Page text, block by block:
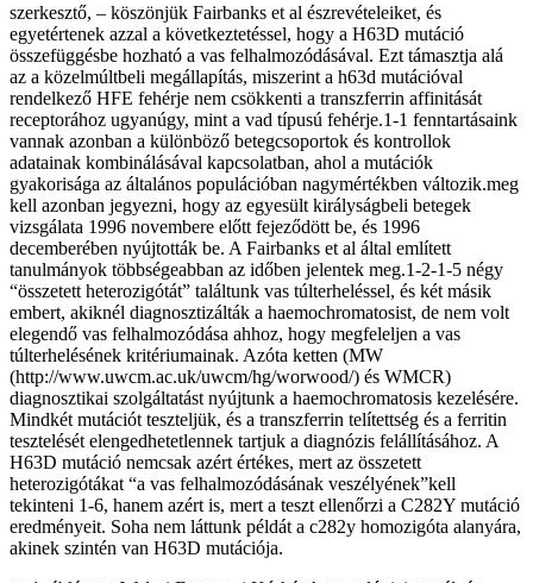
szerkesztő, – köszönjük Fairbanks et al észrevételeiket, és
egyetértenek azzal a következtetéssel, hogy a H63D mutáció
összefüggésbe hozható a vas felhalmozódásával. Ezt támasztja alá
az a közelmúltbeli megállapítás, miszerint a h63d mutációval
rendelkező HFE fehérje nem csökkenti a transzferrin affinitását
receptorához ugyanúgy, mint a vad típusú fehérje.1-1 fenntartásaink
vannak azonban a különböző betegcsoportok és kontrollok
adatainak kombinálásával kapcsolatban, ahol a mutációk
gyakorisága az általános populációban nagymértékben változik.meg
kell azonban jegyezni, hogy az egyesült királyságbeli betegek
vizsgálata 1996 novembere előtt fejeződött be, és 1996
decemberében nyújtották be. A Fairbanks et al által említett
tanulmányok többségeabban az időben jelentek meg.1-2-1-5 négy
“összetett heterozigótát” találtunk vas túlterheléssel, és két másik
embert, akiknél diagnosztizálták a haemochromatosist, de nem volt
elegendő vas felhalmozódása ahhoz, hogy megfeleljen a vas
túlterhelésének kritériumainak. Azóta ketten (MW
(http://www.uwcm.ac.uk/uwcm/hg/worwood/) és WMCR)
diagnosztikai szolgáltatást nyújtunk a haemochromatosis kezelésére.
Mindkét mutációt teszteljük, és a transzferrin telítettség és a ferritin
tesztelését elengedhetetlennek tartjuk a diagnózis felállításához. A
H63D mutáció nemcsak azért értékes, mert az összetett
heterozigótákat “a vas felhalmozódásának veszélyének”kell
tekinteni 1-6, hanem azért is, mert a teszt ellenőrzi a C282Y mutáció
eredményeit. Soha nem láttunk példát a c282y homozigóta alanyára,
akinek szintén van H63D mutációja.